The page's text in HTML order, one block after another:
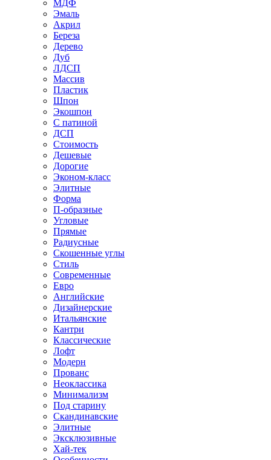
МДФ
Эмаль
Акрил
Береза
Дерево
Дуб
ЛДСП
Массив
Пластик
Шпон
Экошпон
С патиной
ДСП
Стоимость
Дешевые
Дорогие
Эконом-класс
Элитные
Форма
П-образные
Угловые
Прямые
Радиусные
Скошенные углы
Стиль
Современные
Евро
Английские
Дизайнерские
Итальянские
Кантри
Классические
Лофт
Модерн
Прованс
Неоклассика
Минимализм
Под старину
Скандинавские
Элитные
Эксклюзивные
Хай-тек